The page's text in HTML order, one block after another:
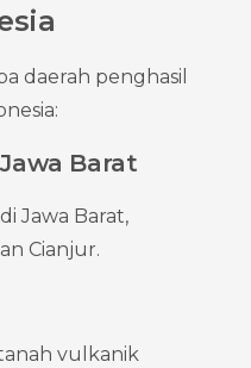
daerah penghasil
Barat
Jawa Barat,
Cianjur.
vulkanik